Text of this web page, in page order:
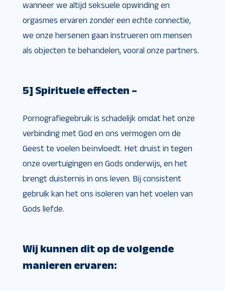
wanneer we altijd seksuele opwinding en
orgasmes ervaren zonder een echte connectie,
we onze hersenen gaan instrueren om mensen
als objecten te behandelen, vooral onze partners.
5] Spirituele effecten –
Pornografiegebruik is schadelijk omdat het onze
verbinding met God en ons vermogen om de
Geest te voelen beïnvloedt. Het druist in tegen
onze overtuigingen en Gods onderwijs, en het
brengt duisternis in ons leven. Bij consistent
gebruik kan het ons isoleren van het voelen van
Gods liefde.
Wij kunnen dit op de volgende
manieren ervaren: